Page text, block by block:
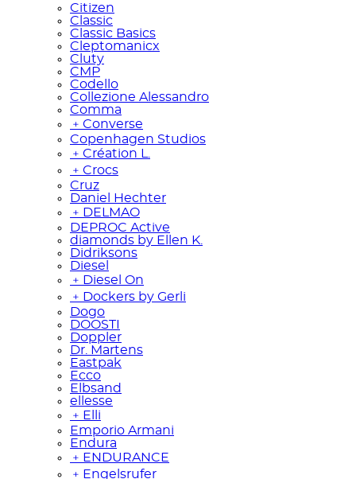
Citizen
Classic
Classic Basics
Cleptomanicx
Cluty
CMP
Codello
Collezione Alessandro
Comma
﹢ Converse
Copenhagen Studios
﹢ Création L.
﹢ Crocs
Cruz
Daniel Hechter
﹢ DELMAO
DEPROC Active
diamonds by Ellen K.
Didriksons
Diesel
﹢ Diesel On
﹢ Dockers by Gerli
Dogo
DOOSTI
Doppler
Dr. Martens
Eastpak
Ecco
Elbsand
ellesse
﹢ Elli
Emporio Armani
Endura
﹢ ENDURANCE
﹢ Engelsrufer